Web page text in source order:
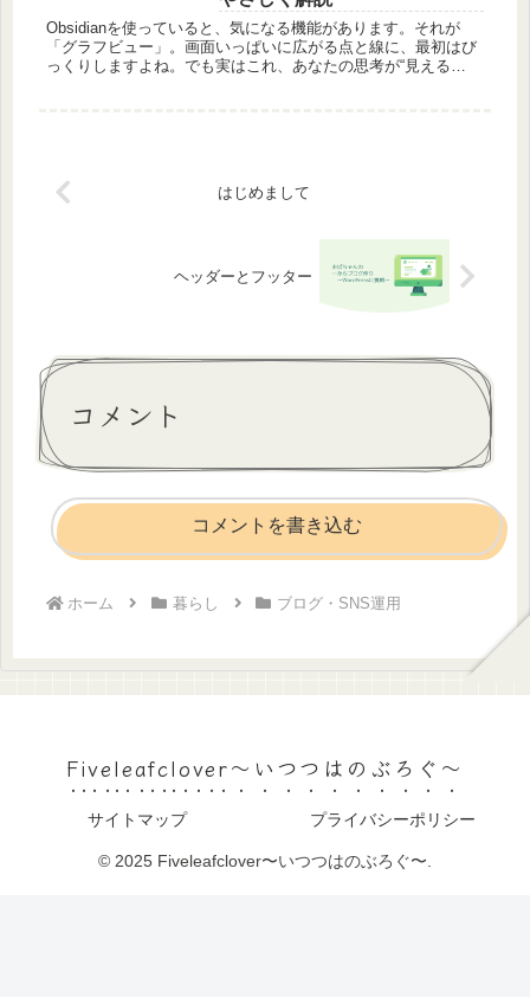
Obsidianを使っていると、気になる機能があります。それが
「グラフビュー」。画面いっぱいに広がる点と線に、最初はび
っくりしますよね。でも実はこれ、あなたの思考が“見える
はじめまして
ヘッダーとフッター
コメント
コメントを書き込む
ホーム 暮らし ブログ・SNS運用
Fiveleafclover〜いつつはのぶろぐ〜
サイトマップ プライバシーポリシー
© 2025 Fiveleafclover〜いつつはのぶろぐ〜.